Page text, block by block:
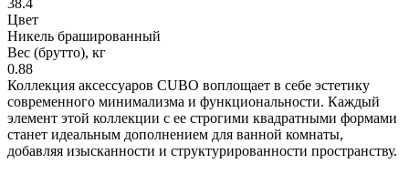
Цвет
Никель брашированный
Вес (брутто), кг
0.88
Коллекция аксессуаров CUBO воплощает в себе эстетику
современного минимализма и функциональности. Каждый
элемент этой коллекции с ее строгими квадратными формами
станет идеальным дополнением для ванной комнаты,
добавляя изысканности и структурированности пространству.